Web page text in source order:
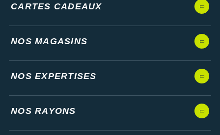
CARTES CADEAUX
NOS MAGASINS
NOS EXPERTISES
NOS RAYONS